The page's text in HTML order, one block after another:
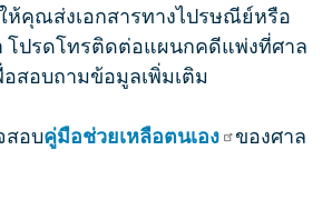
ห้คุณส่งเอกสารทางไปรษณีย์หรือ
โปรดโทรติดต่อแผนกคดีแพ่งที่ศาล
สอบถามข้อมูลเพิ่มเติม
สอบคู่มือช่วยเหลือตนเอง
ของศาล